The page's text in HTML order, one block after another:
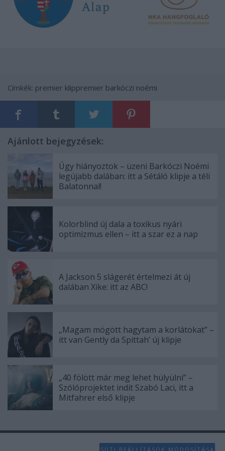
Címkék: premier klippremier barkóczi noémi
Ajánlott bejegyzések:
Úgy hiányoztok – üzeni Barkóczi Noémi
legújabb dalában: itt a Sétáló klipje a téli
Balatonnal!
Kolorblind új dala a toxikus nyári
optimizmus ellen – itt a szar ez a nap
A Jackson 5 slágerét értelmezi át új
dalában Xike: itt az ABC!
„Magam mögött hagytam a korlátokat” –
itt van Gently da Spittah’ új klipje
„40 fölött már meg lehet hülyülni” –
Szólóprojektet indít Szabó Laci, itt a
Mitfahrer első klipje
SÜTI BEÁLLÍTÁSOK MÓDOSÍTÁSA